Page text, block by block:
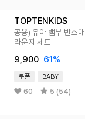
TOPTENKIDS
공용) 유아 뱀부 반소매
라운지 세트
9,900 61%
쿠폰 BABY
60 5 (54)